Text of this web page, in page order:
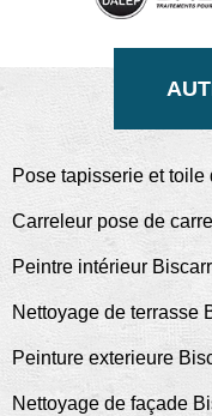
Pose tapisserie et
Carreleur pose de
Peintre intérieur
Nettoyage de terrasse
Peinture exterieure
Nettoyage de façade